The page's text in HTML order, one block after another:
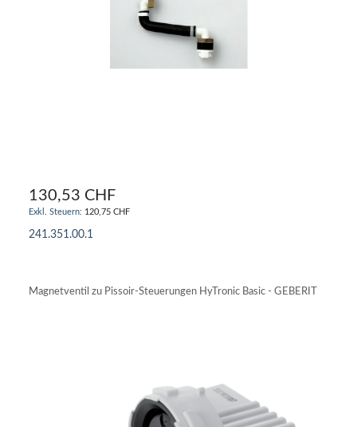
130,53 CHF
120,75 CHF
241.351.00.1
Magnetventil zu Pissoir-Steuerungen HyTronic Basic - GEBERIT